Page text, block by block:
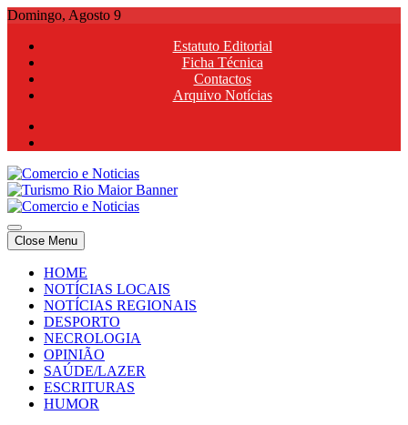
Skip
content
Domingo, Agosto 9
Estatuto Editorial
Ficha Técnica
Contactos
Arquivo Notícias
Comercio e Noticias
Notícias e Publicidade Online
Comercio e Noticias
Notícias e Publicidade Online
Close Menu
HOME
NOTÍCIAS LOCAIS
NOTÍCIAS REGIONAIS
DESPORTO
NECROLOGIA
OPINIÃO
SAÚDE/LAZER
ESCRITURAS
HUMOR